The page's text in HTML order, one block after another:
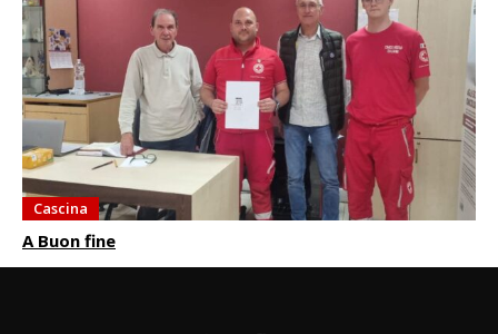
Cascina
A Buon fine